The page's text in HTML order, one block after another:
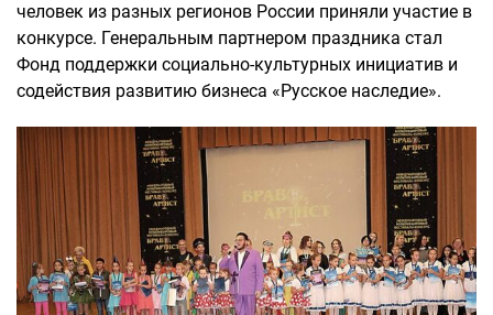
человек из разных регионов России приняли участие в
конкурсе. Генеральным партнером праздника стал
Фонд поддержки социально-культурных инициатив и
содействия развитию бизнеса «Русское наследие».